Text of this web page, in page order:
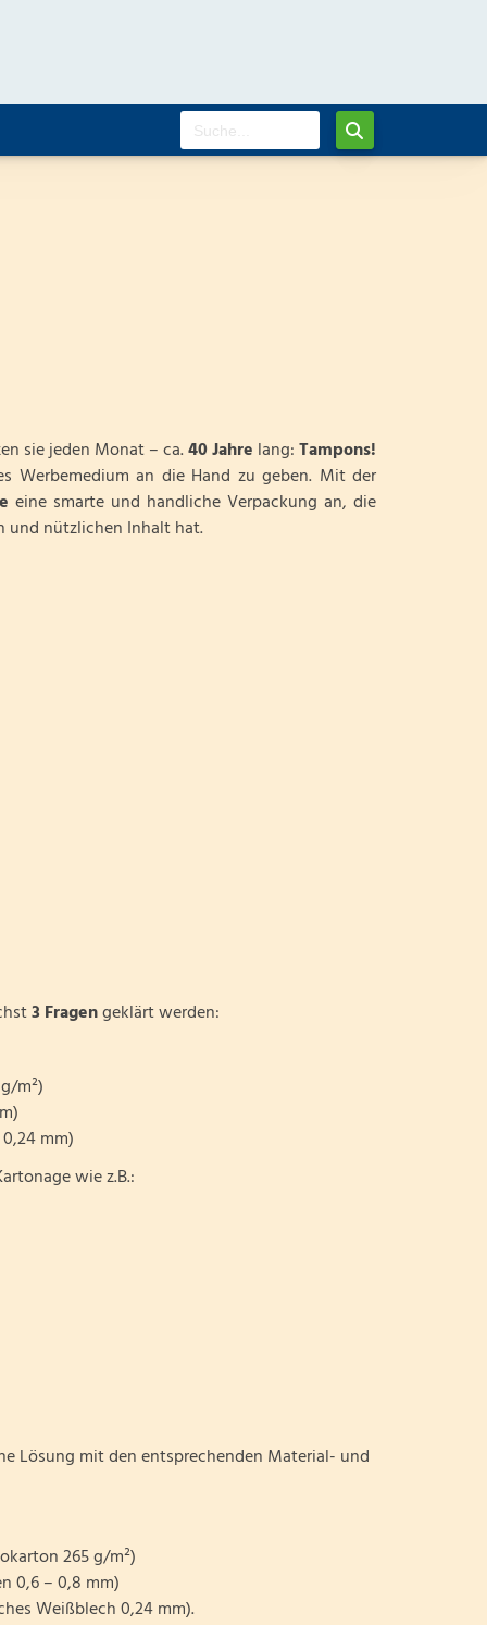
sie jeden Monat – ca.40 Jahre lang:Tampons!
Werbemedium an die Hand zu geben. Mit der
eine smarte und handliche Verpackung an, die
und nützlichen Inhalt hat.
3 Fragengeklärt werden:
m²)
mm)
wie z.B.:
Lösung mit den entsprechenden Material- und
265 g/m²)
– 0,8 mm)
0,24 mm).